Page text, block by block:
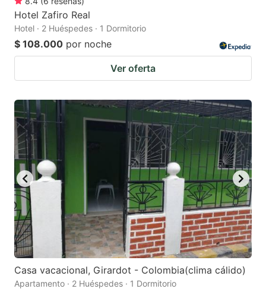
Hotel Zafiro Real
Hotel · 2 Huéspedes · 1 Dormitorio
$ 108.000 por noche
Ver oferta
Casa vacacional, Girardot - Colombia(clima cálido)
Apartamento · 2 Huéspedes · 1 Dormitorio